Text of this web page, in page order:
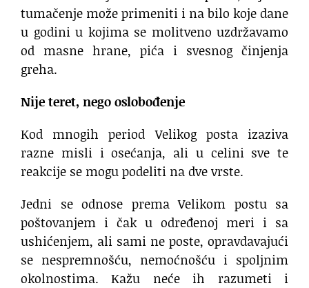
tumačenje može primeniti i na bilo koje dane
u godini u kojima se molitveno uzdržavamo
od masne hrane, pića i svesnog činjenja
greha.
Nije teret, nego oslobođenje
Кod mnogih period Velikog posta izaziva
razne misli i osećanja, ali u celini sve te
reakcije se mogu podeliti na dve vrste.
Jedni se odnose prema Velikom postu sa
poštovanjem i čak u određenoj meri i sa
ushićenjem, ali sami ne poste, opravdavajući
se nespremnošću, nemoćnošću i spoljnim
okolnostima. Кažu neće ih razumeti i